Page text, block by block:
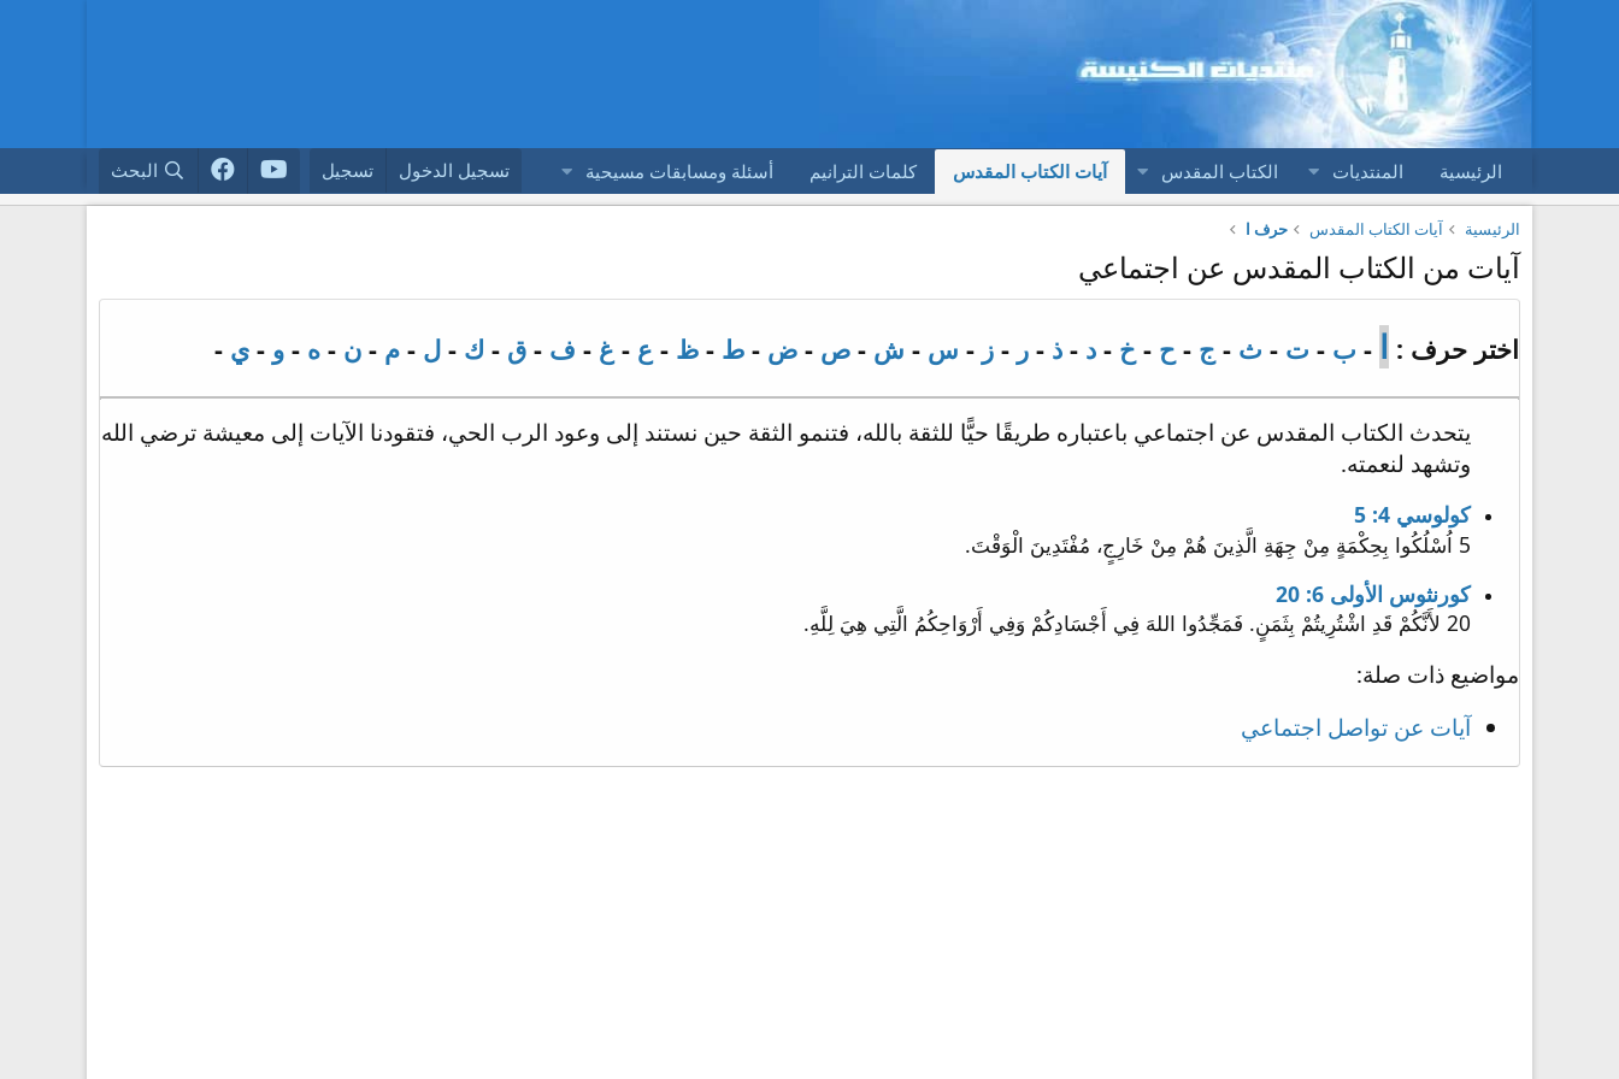
الرئيسية المنتديات الكتاب المقدس آيات الكتاب المقدس كلمات الترانيم أسئلة ومسابقات مسيحية تسجيل الدخول تسجيل البحث
الرئيسية آيات الكتاب المقدس حرف ا
آيات من الكتاب المقدس عن اجتماعي
اختر حرف : ا - ب - ت - ث - ج - ح - خ - د - ذ - ر - ز - س - ش - ص - ض - ط - ظ - ع - غ - ف - ق - ك - ل - م - ن - ه - و - ي -
يتحدث الكتاب المقدس عن اجتماعي باعتباره طريقًا حيًّا للثقة بالله، فتنمو الثقة حين نستند إلى وعود الرب الحي، فتقودنا الآيات إلى معيشة ترضي الله
وتشهد لنعمته.
كولوسي 4: 5
5 اُسْلُكُوا بِحِكْمَةٍ مِنْ جِهَةِ الَّذِينَ هُمْ مِنْ خَارِجٍ، مُفْتَدِينَ الْوَقْتَ.
كورنثوس الأولى 6: 20
20 لأَنَّكُمْ قَدِ اشْتُرِيتُمْ بِثَمَنٍ. فَمَجِّدُوا اللهَ فِي أَجْسَادِكُمْ وَفِي أَرْوَاحِكُمُ الَّتِي هِيَ لِلَّهِ.
مواضيع ذات صلة:
آيات عن تواصل اجتماعي